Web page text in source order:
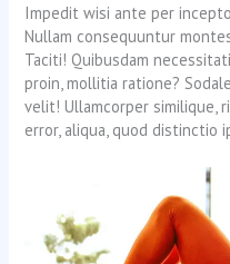
Impedit wisi ante per
Nullam consequuntur
Taciti! Quibusdam
proin, mollitia ratione?
velit! Ullamcorper similique,
error, aliqua, quod distinctio